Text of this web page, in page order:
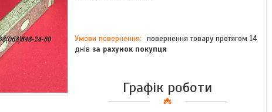
повернення товару протягом 14
днів за рахунок покупця
Графік роботи